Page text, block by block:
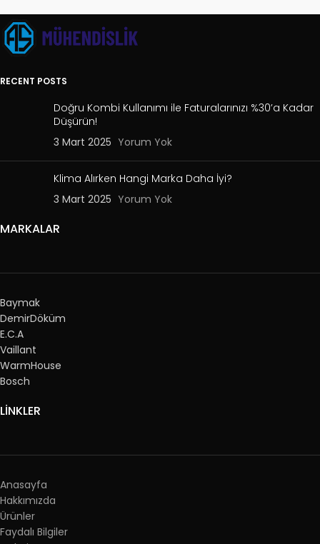
RECENT POSTS
Doğru Kombi Kullanımı ile Faturalarınızı %30’a Kadar
Düşürün!
3 Mart 2025 Yorum Yok
Klima Alırken Hangi Marka Daha İyi?
3 Mart 2025 Yorum Yok
MARKALAR
Baymak
DemirDöküm
E.C.A
Vaillant
WarmHouse
Bosch
LİNKLER
Anasayfa
Hakkımızda
Ürünler
Faydalı Bilgiler